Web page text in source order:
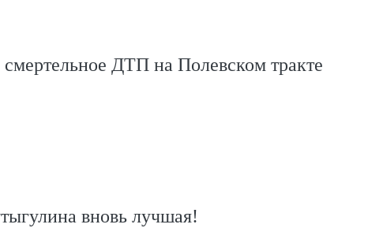
ДТП на Полевском тракте
вновь лучшая!